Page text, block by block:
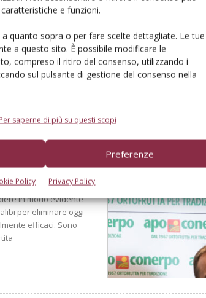
e funzioni.
quanto sopra o per fare scelte dettagliate. Le tue
a questo sito. È possibile modificare le
compreso il ritiro del consenso, utilizzando i
sul pulsante di gestione del consenso nella
Per saperne di più su questi scopi
Preferenze
Policy Privacy Policy
Romagna. I primi
all'istante la
un alibi
in modo evidente
per eliminare oggi
efficaci. Sono